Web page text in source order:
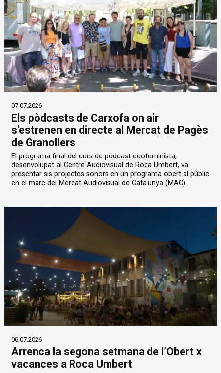
07.07.2026
Els pòdcasts de Carxofa on air
s'estrenen en directe al Mercat de Pagès
de Granollers
El programa final del curs de pòdcast ecofeminista,
desenvolupat al Centre Audiovisual de Roca Umbert, va
presentar sis projectes sonors en un programa obert al públic
en el marc del Mercat Audiovisual de Catalunya (MAC)
06.07.2026
Arrenca la segona setmana de l’Obert x
vacances a Roca Umbert